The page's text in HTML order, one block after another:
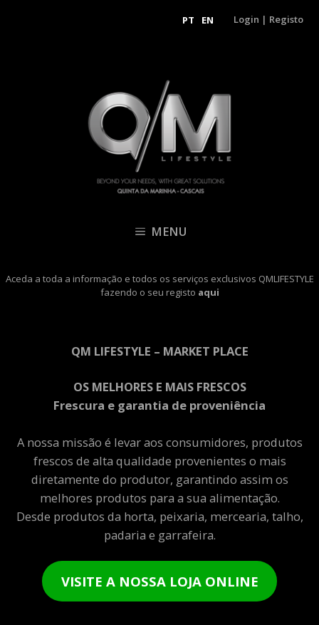
PT EN Login | Registo
MENU
Aceda a toda a informação e todos os serviços exclusivos QMLIFESTYLE
fazendo o seu registo aqui
QM LIFESTYLE – MARKET PLACE
OS MELHORES E MAIS FRESCOS
Frescura e garantia de proveniência
A nossa missão é levar aos consumidores, produtos
frescos de alta qualidade provenientes o mais
diretamente do produtor, garantindo assim os
melhores produtos para a sua alimentação.
Desde produtos da horta, peixaria, mercearia, talho,
padaria e garrafeira.
VISITE A NOSSA LOJA ONLINE